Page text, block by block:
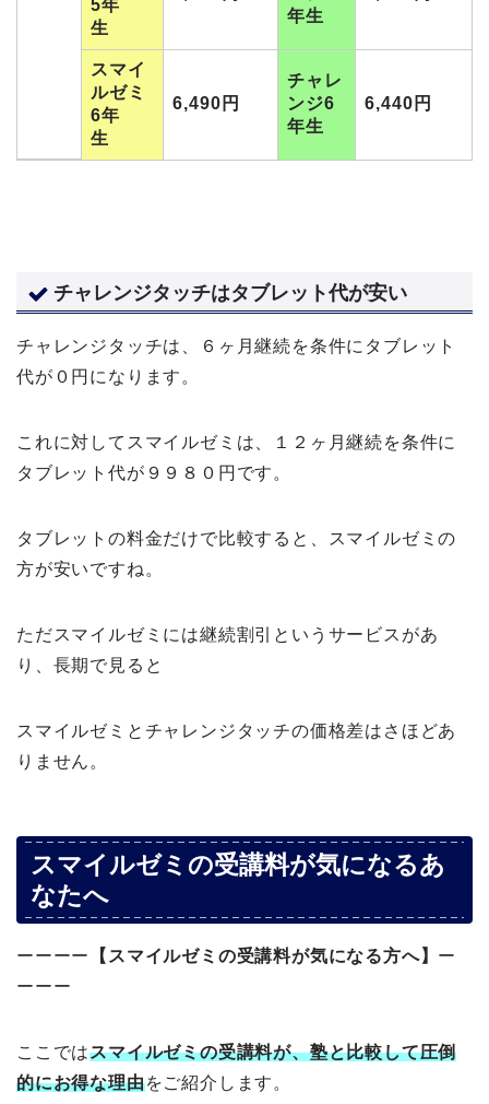
5年
生
年生
スマイ
ルゼミ
6年
生
6,490円
チャレ
ンジ6
年生
6,440円
チャレンジタッチはタブレット代が安い
チャレンジタッチは、６ヶ月継続を条件にタブレット
代が０円になります。
これに対してスマイルゼミは、１２ヶ月継続を条件に
タブレット代が９９８０円です。
タブレットの料金だけで比較すると、スマイルゼミの
方が安いですね。
ただスマイルゼミには継続割引というサービスがあ
り、長期で見ると
スマイルゼミとチャレンジタッチの価格差はさほどあ
りません。
スマイルゼミの受講料が気になるあ
なたへ
ーーーー 【スマイルゼミの受講料が気になる方へ】 ー
ーーー
ここではスマイルゼミの受講料が、塾と比較して圧倒
的にお得な理由をご紹介します。